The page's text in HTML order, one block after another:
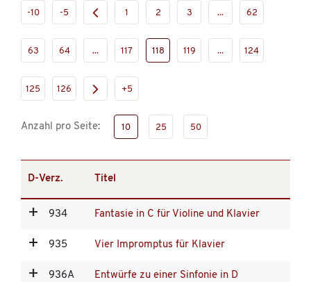
-10 -5 1 2 3 ... 62
63 64 ... 117 118 119 ... 124
125 126 +5
Anzahl pro Seite: 10 25 50
D-Verz. Titel
934 Fantasie in C für Violine und Klavier
935 Vier Impromptus für Klavier
936A Entwürfe zu einer Sinfonie in D